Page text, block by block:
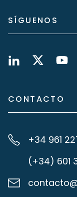
SÍGUENOS
CONTACTO
+34 961
(+34) 601